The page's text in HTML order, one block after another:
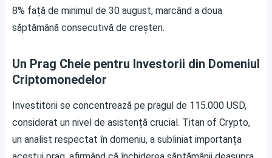
8% față de minimul de 30 august, marcând a doua
săptămână consecutivă de creșteri.
Un Prag Cheie pentru Investorii din Domeniul
Criptomonedelor
Investitorii se concentrează pe pragul de 115.000 USD,
considerat un nivel de asistență crucial. Titan of Crypto,
un analist respectat în domeniu, a subliniat importanța